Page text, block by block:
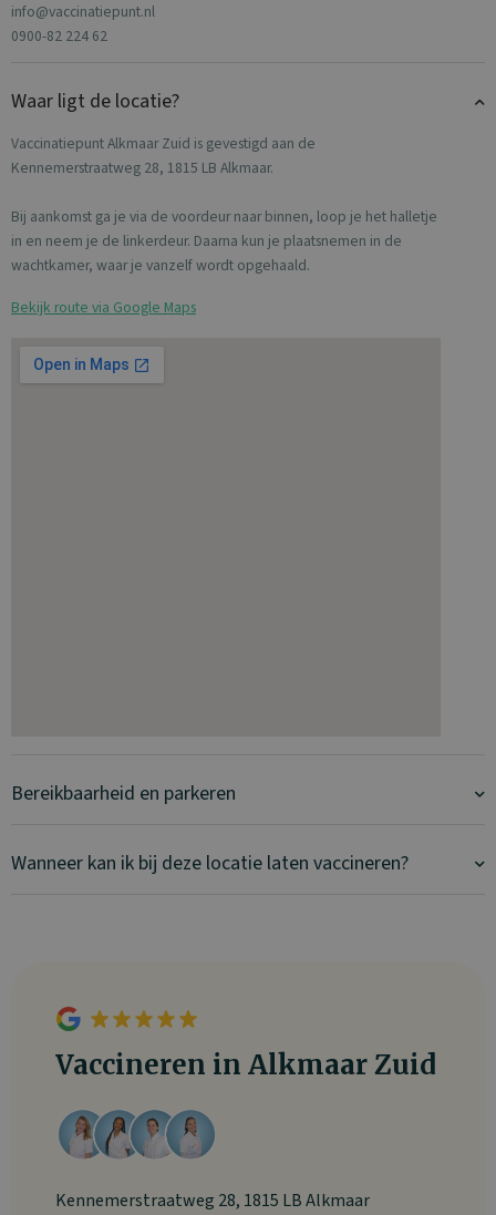
info@vaccinatiepunt.nl
0900-82 224 62
Waar ligt de locatie?
Vaccinatiepunt Alkmaar Zuid is gevestigd aan de
Kennemerstraatweg 28, 1815 LB Alkmaar.
Bij aankomst ga je via de voordeur naar binnen, loop je het halletje
in en neem je de linkerdeur. Daarna kun je plaatsnemen in de
wachtkamer, waar je vanzelf wordt opgehaald.
Bekijk route via Google Maps
Bereikbaarheid en parkeren
Wanneer kan ik bij deze locatie laten vaccineren?
Vaccineren in Alkmaar Zuid
Kennemerstraatweg 28, 1815 LB Alkmaar